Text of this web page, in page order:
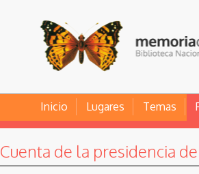
Inicio Lugares Temas
Cuenta de la presidencia